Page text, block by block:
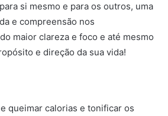
si mesmo e para os outros, uma
e compreensão nos
maior clareza e foco e até mesmo
e direção da sua vida!
queimar calorias e tonificar os